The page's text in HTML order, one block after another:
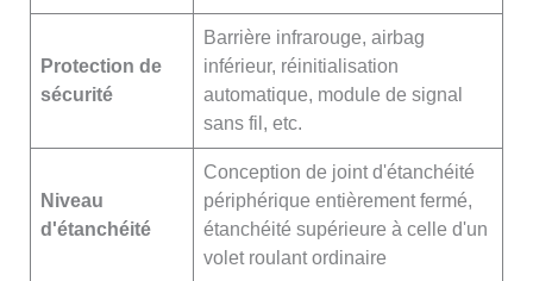
Protection de
sécurité
Barrière infrarouge, airbag
inférieur, réinitialisation
automatique, module de signal
sans fil, etc.
Niveau
d'étanchéité
Conception de joint d'étanchéité
périphérique entièrement fermé,
étanchéité supérieure à celle d'un
volet roulant ordinaire